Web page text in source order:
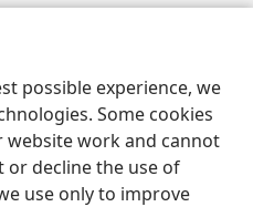
possible experience, we
Some cookies
website work and cannot
or decline the use of
use only to improve
Watchtower™